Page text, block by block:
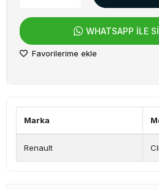
WHATSAPP İLE
Favorilerime ekle
Marka
Renault